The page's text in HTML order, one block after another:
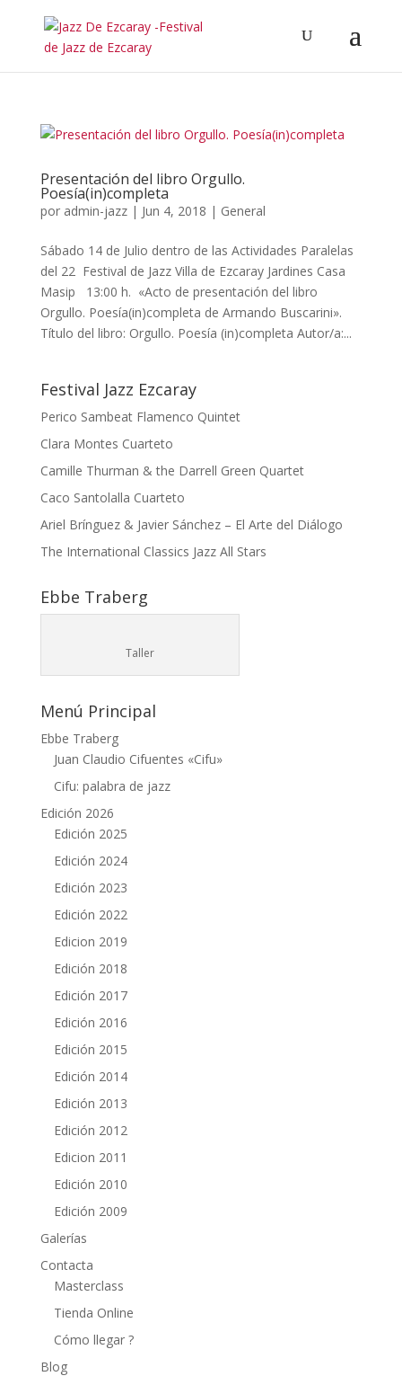
Presentación del libro Orgullo.
Poesía(in)completa
por admin-jazz| Jun 4, 2018 | General
Sábado 14 de Julio dentro de las Actividades Paralelas
del 22 Festival de Jazz Villa de Ezcaray Jardines Casa
Masip 13:00 h. «Acto de presentación del libro
Orgullo. Poesía(in)completa de Armando Buscarini».
Título del libro: Orgullo. Poesía (in)completa Autor/a:...
Festival Jazz Ezcaray
Perico Sambeat Flamenco Quintet
Clara Montes Cuarteto
Camille Thurman & the Darrell Green Quartet
Caco Santolalla Cuarteto
Ariel Brínguez & Javier Sánchez – El Arte del Diálogo
The International Classics Jazz All Stars
Ebbe Traberg
Taller
Menú Principal
Ebbe Traberg
Juan Claudio Cifuentes «Cifu»
Cifu: palabra de jazz
Edición 2026
Edición 2025
Edición 2024
Edición 2023
Edición 2022
Edicion 2019
Edición 2018
Edición 2017
Edición 2016
Edición 2015
Edición 2014
Edición 2013
Edición 2012
Edicion 2011
Edición 2010
Edición 2009
Galerías
Contacta
Masterclass
Tienda Online
Cómo llegar ?
Blog